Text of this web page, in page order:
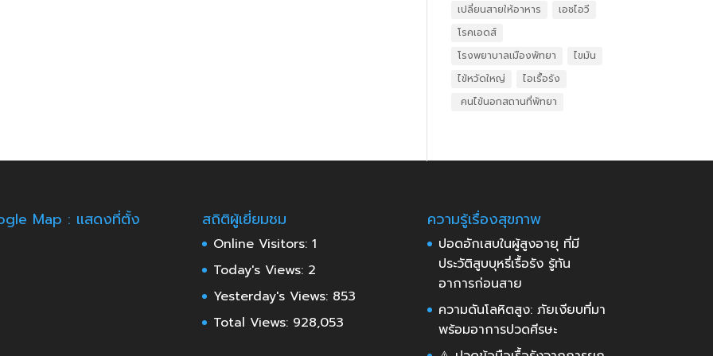
เปลี่ยนสายให้อาหาร
เอชไอวี
โรคเอดส์
โรงพยาบาลเมืองพัทยา
ไขมัน
ไข้หวัดใหญ่
ไอเรื้อรัง
​ คนไข้นอกสถานที่พัทยา
Map : แสดงที่ตั้ง สถิติผู้เยี่ยมชม
Online Visitors: 1
Today's Views: 2
Yesterday's Views: 853
Total Views: 928,053
ความรู้เรื่องสุขภาพ
ปอดอักเสบในผู้สูงอายุ ที่มี
ประวัติสูบบุหรี่เรื้อรัง รู้ทัน
อาการก่อนสาย
ความดันโลหิตสูง: ภัยเงียบที่มา
พร้อมอาการปวดศีรษะ